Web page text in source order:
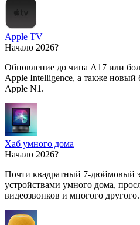
Apple TV
Начало 2026?
Обновление до чипа A17 или
Apple Intelligence, а также новый
Apple N1.
Хаб умного дома
Начало 2026?
Почти квадратный 7-дюймовый
устройствами умного дома,
видеозвонков и многого другого.